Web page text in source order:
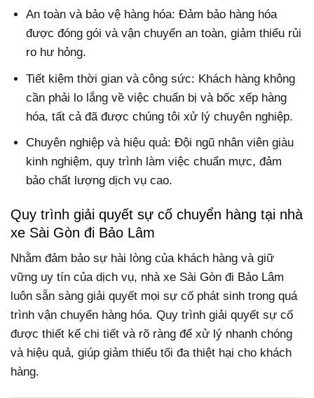
An toàn và bảo vệ hàng hóa: Đảm bảo hàng hóa
được đóng gói và vận chuyển an toàn, giảm thiểu rủi
ro hư hỏng.
Tiết kiệm thời gian và công sức: Khách hàng không
cần phải lo lắng về việc chuẩn bị và bốc xếp hàng
hóa, tất cả đã được chúng tôi xử lý chuyên nghiệp.
Chuyên nghiệp và hiệu quả: Đội ngũ nhân viên giàu
kinh nghiệm, quy trình làm việc chuẩn mực, đảm
bảo chất lượng dịch vụ cao.
Quy trình giải quyết sự cố chuyển hàng tại nhà
xe Sài Gòn đi Bảo Lâm
Nhằm đảm bảo sự hài lòng của khách hàng và giữ
vững uy tín của dịch vụ, nhà xe Sài Gòn đi Bảo Lâm
luôn sẵn sàng giải quyết mọi sự cố phát sinh trong quá
trình vận chuyển hàng hóa. Quy trình giải quyết sự cố
được thiết kế chi tiết và rõ ràng để xử lý nhanh chóng
và hiệu quả, giúp giảm thiểu tối đa thiệt hại cho khách
hàng.